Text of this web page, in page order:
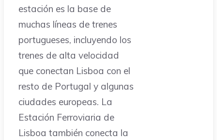
estación es la base de
muchas líneas de trenes
portugueses, incluyendo los
trenes de alta velocidad
que conectan Lisboa con el
resto de Portugal y algunas
ciudades europeas. La
Estación Ferroviaria de
Lisboa también conecta la